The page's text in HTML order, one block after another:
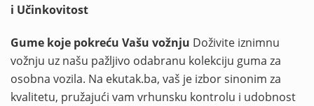
i Učinkovitost
Gume koje pokreću Vašu vožnju Doživite iznimnu
vožnju uz našu pažljivo odabranu kolekciju guma za
osobna vozila. Na ekutak.ba, vaš je izbor sinonim za
kvalitetu, pružajući vam vrhunsku kontrolu i udobnost